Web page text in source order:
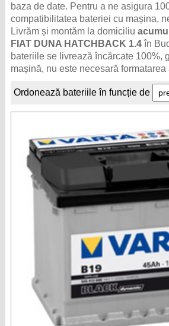
baza de date. Pentru a ne asigura
compatibilitatea bateriei cu mașina,
Livrăm și montăm la domiciliu
FIAT DUNA HATCHBACK 1.4în
bateriile se livrează încărcate 100%,
mașină, nu este necesară formatarea
Ordonează bateriile în funcție de